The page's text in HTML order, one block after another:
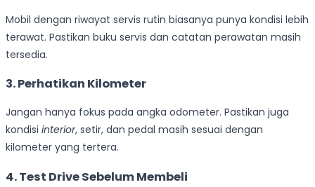
Mobil dengan riwayat servis rutin biasanya punya kondisi lebih
terawat. Pastikan buku servis dan catatan perawatan masih
tersedia.
3. Perhatikan Kilometer
Jangan hanya fokus pada angka odometer. Pastikan juga
kondisi interior, setir, dan pedal masih sesuai dengan
kilometer yang tertera.
4. Test Drive Sebelum Membeli